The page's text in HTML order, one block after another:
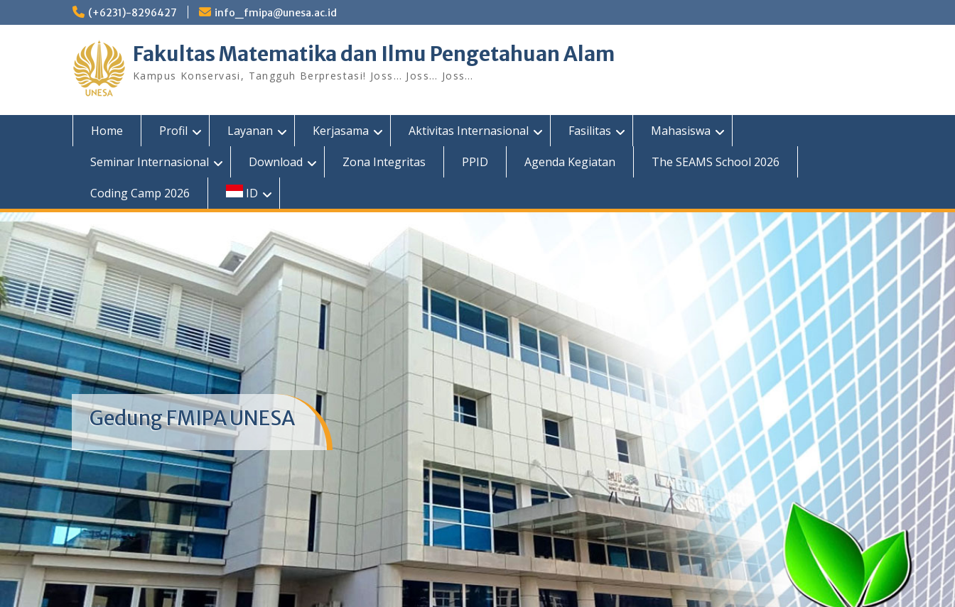
to
(+6231)-8296427 info_fmipa@unesa.ac.id
Fakultas Matematika dan Ilmu Pengetahuan Alam
Kampus Konservasi, Tangguh Berprestasi! Joss… Joss… Joss…
Home Profil Layanan Kerjasama Aktivitas Internasional Fasilitas
Mahasiswa
Seminar Internasional
Download Zona Integritas PPID Agenda Kegiatan
The SEAMS School 2026
Coding Camp 2026
ID
Gedung FMIPA UNESA